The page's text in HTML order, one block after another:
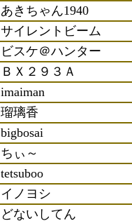
あきちゃん1940
サイレントビーム
ビスケ＠ハンター
ＢＸ２９３Ａ
imaiman
瑠璃香
bigbosai
ちぃ～
tetsuboo
イノヨシ
どないしてん